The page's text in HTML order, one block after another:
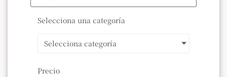
Selecciona una categoría
Selecciona categoría
Precio